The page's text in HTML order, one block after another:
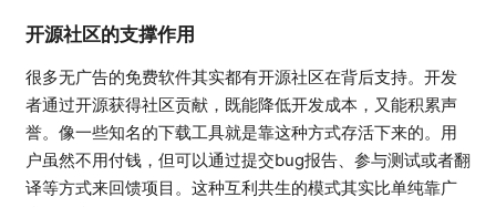
开源社区的支撑作用
很多无广告的免费软件其实都有开源社区在背后支持。开发
者通过开源获得社区贡献，既能降低开发成本，又能积累声
誉。像一些知名的下载工具就是靠这种方式存活下来的。用
户虽然不用付钱，但可以通过提交bug报告、参与测试或者翻
译等方式来回馈项目。这种互利共生的模式其实比单纯靠广